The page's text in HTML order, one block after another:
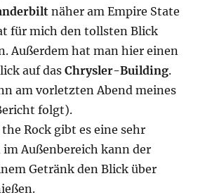
näher am Empire State
für mich den tollsten Blick
Außerdem hat man hier einen
auf dasChrysler-Building.
am vorletzten Abend meines
folgt).
Rock gibt es eine sehr
im Außenbereich kann der
Getränk den Blick über